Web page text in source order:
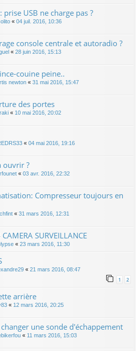
USB ne charge pas ?
« 04 juil. 2016, 10:36
console centrale et autoradio ?
« 28 juin 2016, 15:13
couine peine..
newton « 31 mai 2016, 15:47
des portes
« 10 mai 2016, 20:02
« 04 mai 2016, 19:16
ouvrir ?
« 03 avr. 2016, 22:32
Compresseur toujours en
« 31 mars 2016, 12:31
CAMERA SURVEILLANCE
« 23 mars 2016, 11:30
« 21 mars 2016, 08:47
1 2
arrière
« 12 mars 2016, 20:25
une sonde d'échappement
« 11 mars 2016, 15:03